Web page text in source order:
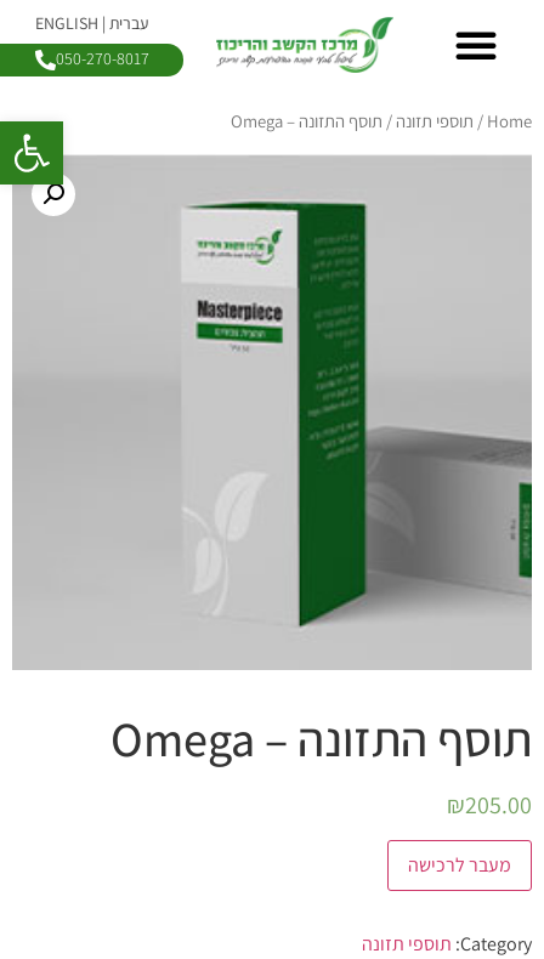
פתח
עברית | ENGLISH
050-270-8017
Home
/ תוספי תזונה / תוסף התזונה – Omega
תוסף התזונה – Omega
₪205.00
מעבר לרכישה
Category: תוספי תזונה